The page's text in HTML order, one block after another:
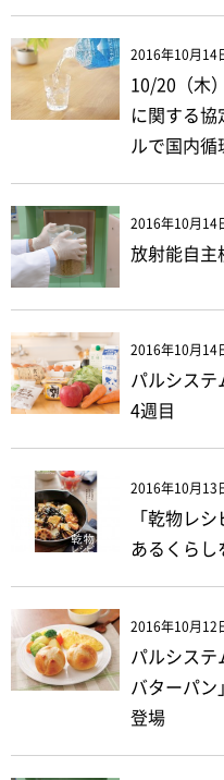
2016年10月14
10/20（木
に関する
ルで国内循
2016年10月14
放射能自
2016年10月14
パルシス
4週目
2016年10月13
「乾物レ
あるくらし
2016年10月12
パルシステ
バターパ
登場